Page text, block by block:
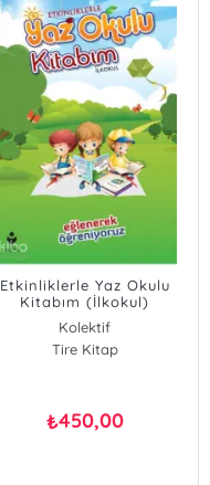
Etkinliklerle Yaz Okulu
Kitabım (İlkokul)
Kolektif
Tire Kitap
₺450,00